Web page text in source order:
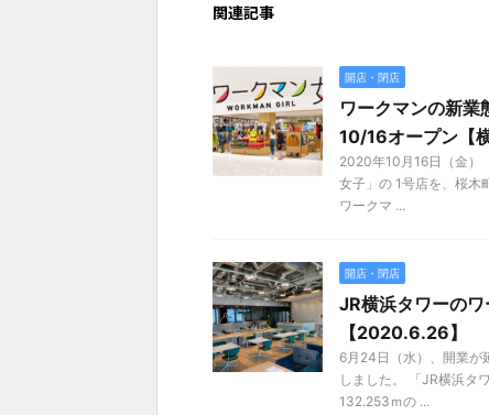
関連記事
開店・閉店
ワークマンの新業
10/16オープン【
2020年10月16日（金）
女子」の 1号店を、桜木
ワークマ ...
開店・閉店
JR横浜タワーの
【2020.6.26】
6月24日（水）、開業が
しました。 「JR横浜タ
132.253ｍの ...